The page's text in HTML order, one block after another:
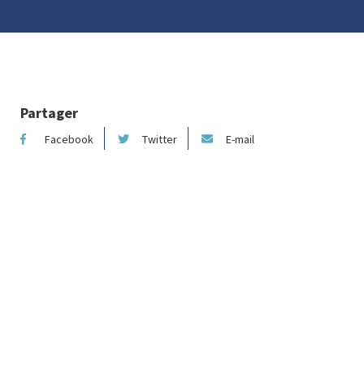
Partager
Facebook Twitter E-mail